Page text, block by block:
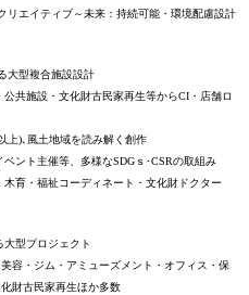
リエイティブ～未来：持続可能・環境配慮設計
大型複合施設設計
共施設・文化財古民家再生等からCI・店舗ロ
上)､風土地域を読み解く創作
ント主催等、多様なSDGｓ･CSRの取組み
育・福祉コーディネート・文化財ドクター
大型プロジェクト
容・ジム・アミューズメント・オフィス・保
財古民家再生ほか多数